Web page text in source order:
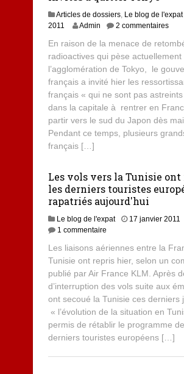
Articles de dossiers, Le blog de l'expat
2011
Admin 2 commentaires
En raison de la menace de
radioactives qui pèse actuellement
l’agglomération de Tokyo, le
français a invité hier les
français « qui ne sont pas
dans la capitale à rentrer en
partir vers le sud du Japon dès
Pendant ce temps, plusieurs
français […]
Les vols vers la Tunisie ont
les derniers touristes
rapatriés aujourd'hui
Le blog de l'expat 17 janvier 2011
1 commentaire
Les liaisons aériennes entre la
Tunisie ont repris hier, selon un
publié par Air France KLM. Après
d’interruption des vols suite aux
ont secoué la Tunisie ces derniers
« l’évolution de la situation en
permis de rétablir le programme
derniers touristes européens […]